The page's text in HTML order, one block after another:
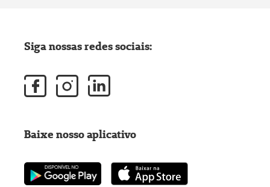
Siga nossas redes sociais:
Baixe nosso aplicativo